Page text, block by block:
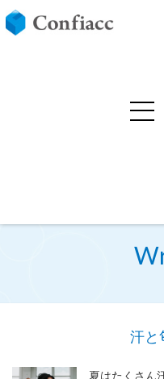
汗と
夏はたくさん